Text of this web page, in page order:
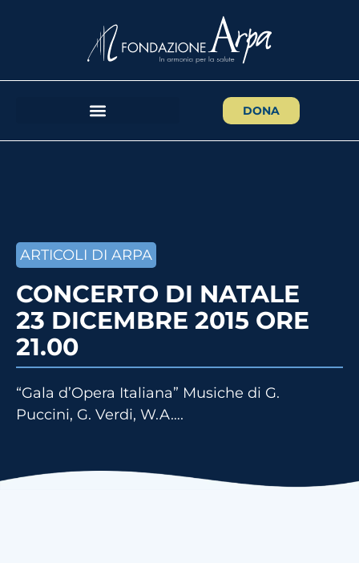
DONA
ARTICOLI DI ARPA
CONCERTO DI NATALE
23 DICEMBRE 2015 ORE
21.00
“Gala d’Opera Italiana” Musiche di G.
Puccini, G. Verdi, W.A….